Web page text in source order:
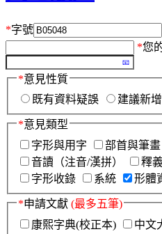
*字號
*您
*意見性質
既有資料疑誤
建議新增
*意見類型
字形與用字
部首與筆畫
音讀（注音/漢拼）
釋
字形收錄
系統 形體
*申請文獻 (最多五筆)
康熙字典(校正本)
中文